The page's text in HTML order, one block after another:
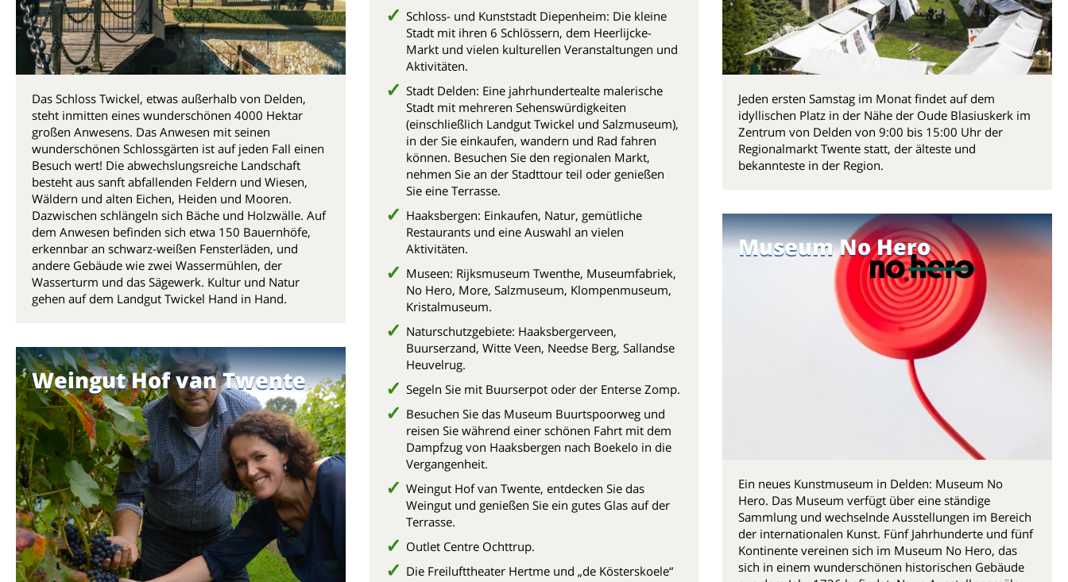
Das Schloss Twickel, etwas außerhalb von Delden,
steht inmitten eines wunderschönen 4000 Hektar
großen Anwesens. Das Anwesen mit seinen
wunderschönen Schlossgärten ist auf jeden Fall einen
Besuch wert! Die abwechslungsreiche Landschaft
besteht aus sanft abfallenden Feldern und Wiesen,
Wäldern und alten Eichen, Heiden und Mooren.
Dazwischen schlängeln sich Bäche und Holzwälle. Auf
dem Anwesen befinden sich etwa 150 Bauernhöfe,
erkennbar an schwarz-weißen Fensterläden, und
andere Gebäude wie zwei Wassermühlen, der
Wasserturm und das Sägewerk. Kultur und Natur
gehen auf dem Landgut Twickel Hand in Hand.
Schloss- und Kunststadt Diepenheim: Die kleine
Stadt mit ihren 6 Schlössern, dem Heerlijcke-
Markt und vielen kulturellen Veranstaltungen und
Aktivitäten.
Stadt Delden: Eine jahrhundertealte malerische
Stadt mit mehreren Sehenswürdigkeiten
(einschließlich Landgut Twickel und Salzmuseum),
in der Sie einkaufen, wandern und Rad fahren
können. Besuchen Sie den regionalen Markt,
nehmen Sie an der Stadttour teil oder genießen
Sie eine Terrasse.
Haaksbergen: Einkaufen, Natur, gemütliche
Restaurants und eine Auswahl an vielen
Aktivitäten.
Museen: Rijksmuseum Twenthe, Museumfabriek,
No Hero, More, Salzmuseum, Klompenmuseum,
Kristalmuseum.
Naturschutzgebiete: Haaksbergerveen,
Buurserzand, Witte Veen, Needse Berg, Sallandse
Heuvelrug.
Segeln Sie mit Buurserpot oder der Enterse Zomp.
Besuchen Sie das Museum Buurtspoorweg und
reisen Sie während einer schönen Fahrt mit dem
Dampfzug von Haaksbergen nach Boekelo in die
Vergangenheit.
Weingut Hof van Twente, entdecken Sie das
Weingut und genießen Sie ein gutes Glas auf der
Terrasse.
Outlet Centre Ochttrup.
Die Freilufttheater Hertme und „de Kösterskoele“
Jeden ersten Samstag im Monat findet auf dem
idyllischen Platz in der Nähe der Oude Blasiuskerk im
Zentrum von Delden von 9:00 bis 15:00 Uhr der
Regionalmarkt Twente statt, der älteste und
bekannteste in der Region.
Museum No Hero
Ein neues Kunstmuseum in Delden: Museum No
Hero. Das Museum verfügt über eine ständige
Sammlung und wechselnde Ausstellungen im Bereich
der internationalen Kunst. Fünf Jahrhunderte und fünf
Kontinente vereinen sich im Museum No Hero, das
sich in einem wunderschönen historischen Gebäude
Weingut Hof van Twente